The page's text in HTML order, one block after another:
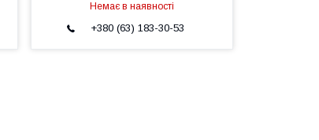
Немає в наявності
+380 (63) 183-30-53